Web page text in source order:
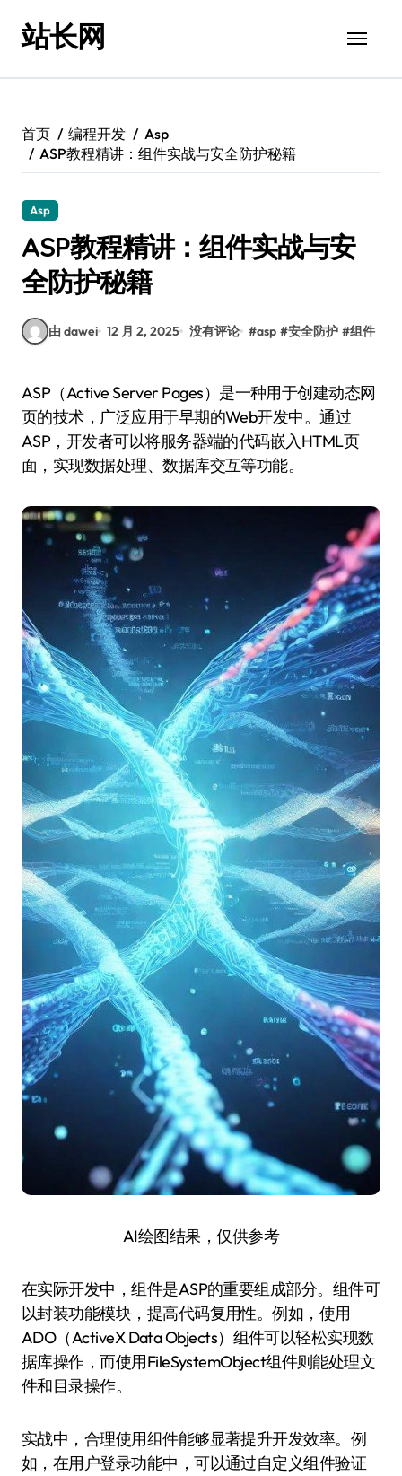
站长网
首页 编程开发
Asp
ASP教程精讲：组件实战与安全防护秘籍
Asp
ASP教程精讲：组件实战与安
全防护秘籍
由 dawei 12 月 2, 2025 没有评论 #asp #安全防护 #组件
ASP（Active Server Pages）是一种用于创建动态网
页的技术，广泛应用于早期的Web开发中。通过
ASP，开发者可以将服务器端的代码嵌入HTML页
面，实现数据处理、数据库交互等功能。
AI绘图结果，仅供参考
在实际开发中，组件是ASP的重要组成部分。组件可
以封装功能模块，提高代码复用性。例如，使用
ADO（ActiveX Data Objects）组件可以轻松实现数
据库操作，而使用FileSystemObject组件则能处理文
件和目录操作。
实战中，合理使用组件能够显著提升开发效率。例
如，在用户登录功能中，可以通过自定义组件验证